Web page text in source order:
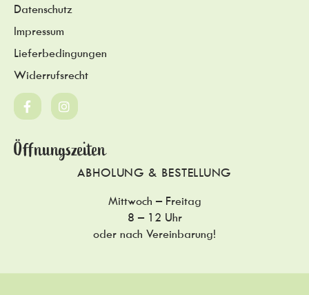
Datenschutz
Impressum
Lieferbedingungen
Widerrufsrecht
Öffnungszeiten
ABHOLUNG & BESTELLUNG
Mittwoch – Freitag
8 – 12 Uhr
oder nach Vereinbarung!